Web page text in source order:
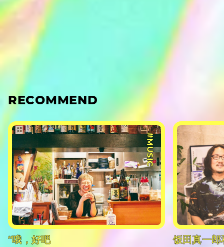
RECOMMEND
#MUSIC
“哦，好吧
饭田真一